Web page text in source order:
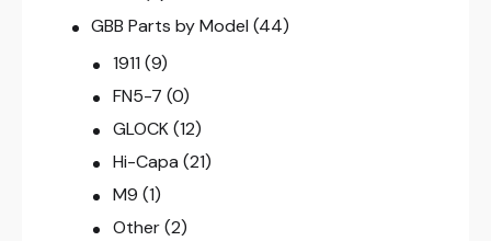
GBB Parts by Model (44)
1911 (9)
FN5-7 (0)
GLOCK (12)
Hi-Capa (21)
M9 (1)
Other (2)